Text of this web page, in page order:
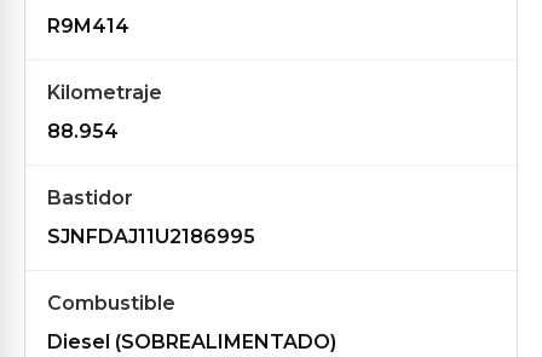
R9M414
Kilometraje
88.954
Bastidor
SJNFDAJ11U2186995
Combustible
Diesel (SOBREALIMENTADO)